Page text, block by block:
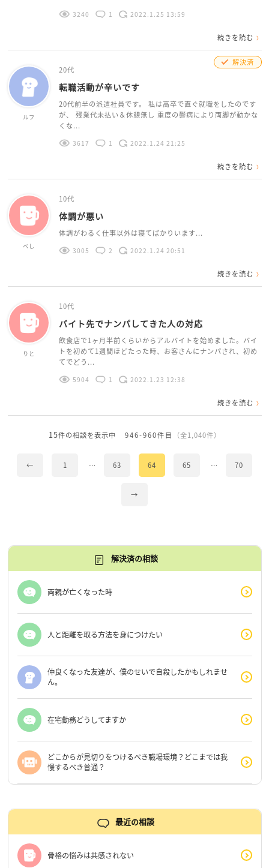
3240 1 2022.1.25 13:59
続きを読む
ルフ
解決済
20代
転職活動が辛いです
20代前半の派遣社員です。 私は高卒で直ぐ就職をしたのです
が、 残業代未払い＆休憩無し 重度の鬱病により両脚が動かな
くな...
3617 1 2022.1.24 21:25
続きを読む
べし
10代
体調が悪い
体調がわるく仕事以外は寝てばかりいます...
3005 2 2022.1.24 20:51
続きを読む
りと
10代
バイト先でナンパしてきた人の対応
飲食店で1ヶ月半前くらいからアルバイトを始めました。バイ
トを初めて1週間ほどたった時、お客さんにナンパされ、初め
てでどう...
5904 1 2022.1.23 12:38
続きを読む
15件の相談を表示中 946-960件目 （全1,040件）
← 1 … 63 64 65 … 70
→
解決済の相談
両親が亡くなった時
人と距離を取る方法を身につけたい
仲良くなった友達が、僕のせいで自殺したかもしれませ
ん。
在宅勤務どうしてますか
どこからが見切りをつけるべき職場環境？どこまでは我
慢するべき普通？
最近の相談
骨格の悩みは共感されない